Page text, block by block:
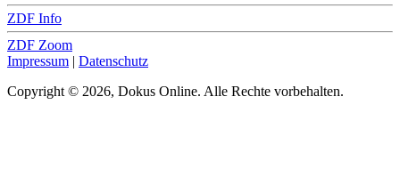
ZDF Info
ZDF Zoom
Impressum | Datenschutz
Copyright © 2026, Dokus Online. Alle Rechte vorbehalten.